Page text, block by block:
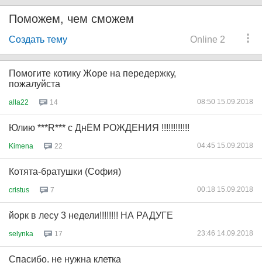
Поможем, чем сможем
Online 2
Создать тему
Помогите котику Жоре на передержку,
пожалуйста
alla22 14 08:50 15.09.2018
Юлию ***R*** с ДнЁМ РОЖДЕНИЯ !!!!!!!!!!!!
Kimena 22 04:45 15.09.2018
Котята-братушки (София)
cristus 7 00:18 15.09.2018
йорк в лесу 3 недели!!!!!!!! НА РАДУГЕ
selynka 17 23:46 14.09.2018
Спасибо. не нужна клетка